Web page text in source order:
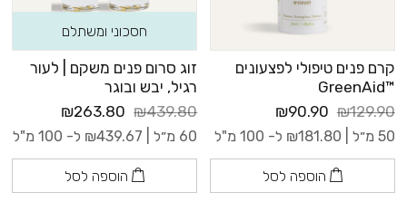
קרם פנים טיפולי לפצעונים
™GreenAid
₪129.90
₪90.90
50 מ״ל | ₪181.80 ל- 100 מ"ל
הוספה לסל
חסכוני ומשתלם
זוג סרום פנים משקם | לעור
רגיל, יבש ובוגר
₪439.80
₪263.80
60 מ״ל | ₪439.67 ל- 100 מ"ל
הוספה לסל